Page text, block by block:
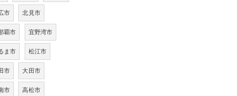
市 北見市
覇市 宜野湾市
ま市 松江市
市 大田市
市 高松市